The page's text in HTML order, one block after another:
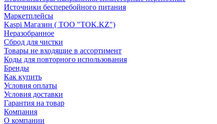
Источники бесперебойного питания
Маркетплейсы
Kaspi Магазин ( ТОО "TOK.KZ")
Неразобранное
Сброд для чистки
Товары не входящие в ассортимент
Коды для повторного использования
Бренды
Как купить
Условия оплаты
Условия доставки
Гарантия на товар
Компания
О компании